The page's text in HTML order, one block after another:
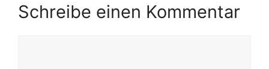
Schreibe einen Kommentar